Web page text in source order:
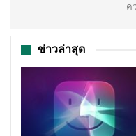
ค
ข่าวล่าสุด